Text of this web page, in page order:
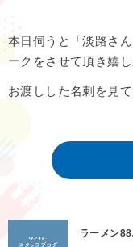
本日伺うと「淡路さ
ークをさせて頂き嬉し
お渡しした名刺を見
ラーメン